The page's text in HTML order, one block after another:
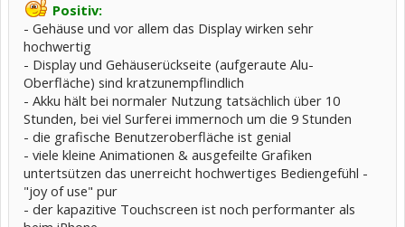
Positiv:
- Gehäuse und vor allem das Display wirken sehr
hochwertig
- Display und Gehäuserückseite (aufgeraute Alu-
Oberfläche) sind kratzunempflindlich
- Akku hält bei normaler Nutzung tatsächlich über 10
Stunden, bei viel Surferei immernoch um die 9 Stunden
- die grafische Benutzeroberfläche ist genial
- viele kleine Animationen & ausgefeilte Grafiken
untertsützen das unerreicht hochwertiges Bediengefühl -
"joy of use" pur
- der kapazitive Touchscreen ist noch performanter als